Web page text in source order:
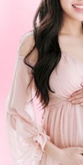
Thị Tâm Lý -
sốHOTLINE, đặt
trên ứng dụng
Sản phụ khoa và hỗ trợ